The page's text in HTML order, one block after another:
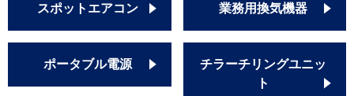
スポットエアコン 業務用換気機器
ポータブル電源
チラーチリングユニッ
ト